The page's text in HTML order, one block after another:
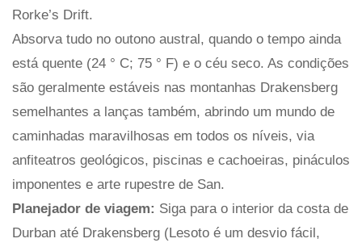
Rorke’s Drift.
Absorva tudo no outono austral, quando o tempo ainda
está quente (24 ° C; 75 ° F) e o céu seco. As condições
são geralmente estáveis ​​nas montanhas Drakensberg
semelhantes a lanças também, abrindo um mundo de
caminhadas maravilhosas em todos os níveis, via
anfiteatros geológicos, piscinas e cachoeiras, pináculos
imponentes e arte rupestre de San.
Planejador de viagem: Siga para o interior da costa de
Durban até Drakensberg (Lesoto é um desvio fácil,